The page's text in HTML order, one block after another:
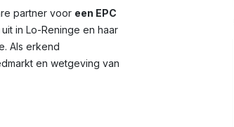
partner voor een EPC
in Lo-Reninge en haar
Als erkend
en wetgeving van